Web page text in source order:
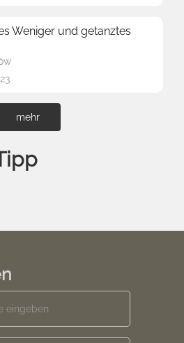
Weniger und getanztes
mehr